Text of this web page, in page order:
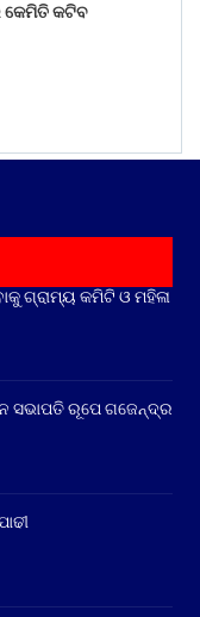
କଟିବ
ଗ୍ରାମ୍ୟ କମିଟି ଓ ମହିଳା
ସଭାପତି ରୂପେ ଗଜେନ୍ଦ୍ର